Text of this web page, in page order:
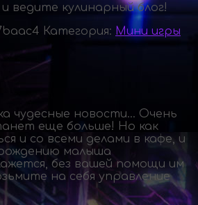
ведите кулинарный блог!
Категория: Мини игры
чудесные новости… Очень
еще больше! Но как
и со всеми делами в кафе, и
малыша
без вашей помощи им
на себя управление